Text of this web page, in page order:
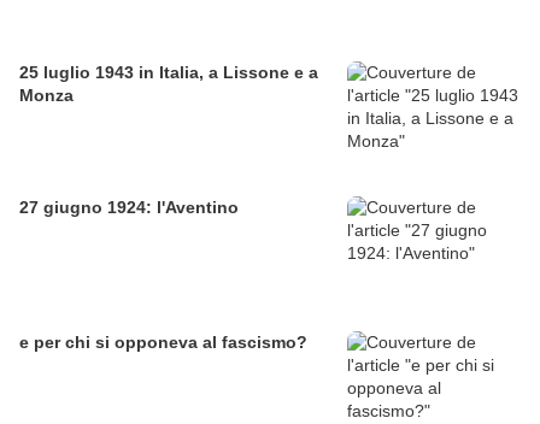
25 luglio 1943 in Italia, a Lissone e a
Monza
27 giugno 1924: l'Aventino
e per chi si opponeva al fascismo?